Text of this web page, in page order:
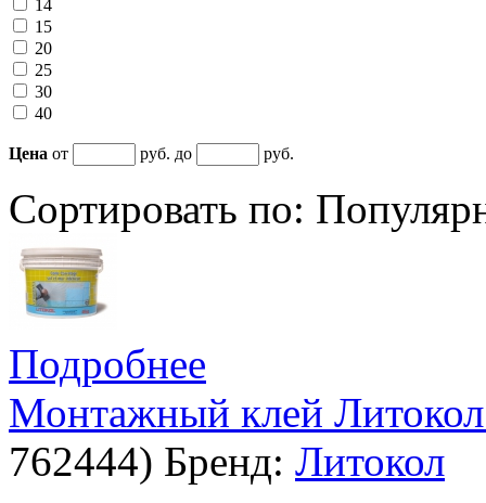
14
15
20
25
30
40
Цена от руб. до руб.
Сортировать по:
Подробнее
Монтажный клей
762444) Бренд: Литокол